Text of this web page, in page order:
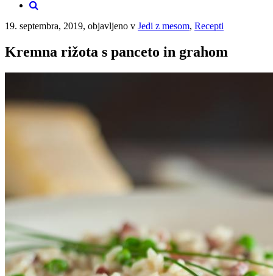
19. septembra, 2019, objavljeno v Jedi z mesom, Recepti
Kremna rižota s panceto in grahom